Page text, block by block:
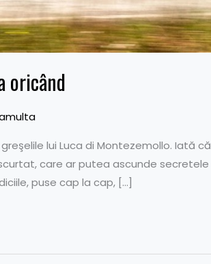
oricând
lui Luca di Montezemollo. Iată că
care ar putea ascunde secretele
puse cap la cap, […]